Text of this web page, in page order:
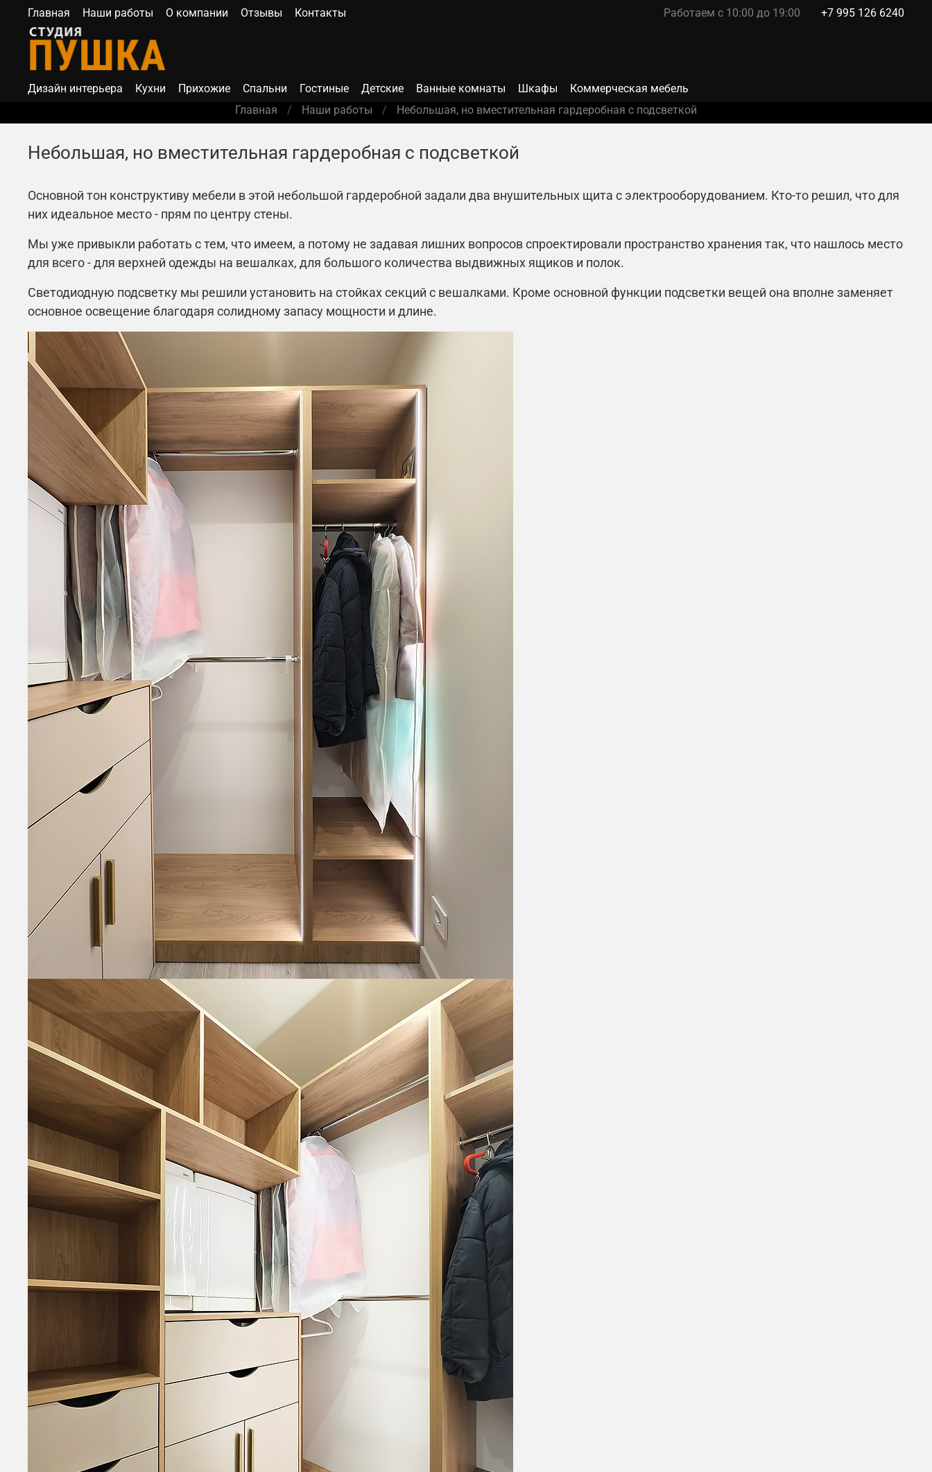
Главная Наши работы О компании Отзывы Контакты Работаем с 10:00 до 19:00 +7 995 126 6240
Дизайн интерьера Кухни Прихожие Спальни Гостиные Детские Ванные комнаты Шкафы
Коммерческая мебель
Главная
Наши работы Небольшая, но вместительная гардеробная с подсветкой
Небольшая, но вместительная гардеробная с подсветкой
Основной тон конструктиву мебели в этой небольшой гардеробной задали два внушительных щита с электрооборудованием. Кто-то решил, что для
них идеальное место - прям по центру стены.
Мы уже привыкли работать с тем, что имеем, а потому не задавая лишних вопросов спроектировали пространство хранения так, что нашлось место
для всего - для верхней одежды на вешалках, для большого количества выдвижных ящиков и полок.
Светодиодную подсветку мы решили установить на стойках секций с вешалками. Кроме основной функции подсветки вещей она вполне заменяет
основное освещение благодаря солидному запасу мощности и длине.